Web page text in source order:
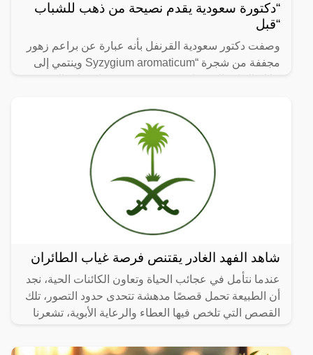
“دكتورة سعودية يقدم نصيحة من ذهب للشباب
“قبل
وصفت دكتور سعودية القرنفل بأنه عبارة عن براعم زهور
مجففة من شجرة “Syzygium aromaticum وينتمي إلى
شاهد الفهد الغادر يقتنص فرصة غياب الطائران
عندما نتأمل في عجائب الحياة وتعاون الكائنات الحية، نجد
أن الطبيعة تحمل قصصًا مدهشة تتحدى حدود التصور، تلك
القصص التي تلخص فيها العطاء والرعاية الأبوية، تشعرنا